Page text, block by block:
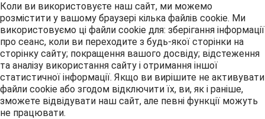
Коли ви використовуєте наш сайт, ми можемо
розмістити у вашому браузері кілька файлів cookie. Ми
використовуємо ці файли cookie для: зберігання інформації
про сеанс, коли ви переходите з будь-якої сторінки на
сторінку сайту; покращення вашого досвіду; відстеження
та аналізу використання сайту і отримання іншої
статистичної інформації. Якщо ви вирішите не активувати
файли cookie або згодом відключити їх, ви, як і раніше,
зможете відвідувати наш сайт, але певні функції можуть
не працювати.